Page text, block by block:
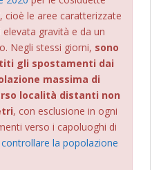
, cioè le aree caratterizzate
gravità e da un
Negli stessi giorni, sono
gli spostamenti dai
massima di
località distanti non
, con esclusione in ogni
verso i capoluoghi di
la popolazione